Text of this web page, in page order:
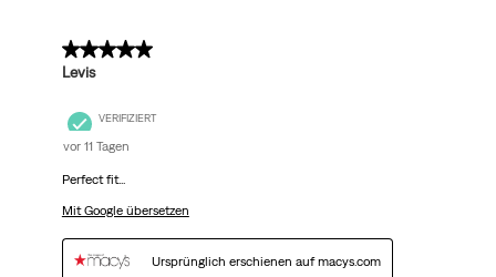
5 von 5 Sternen.
Levis
VERIFIZIERT
vor 11 Tagen
Perfect fit...
Mit Google übersetzen
Ursprünglich erschienen auf macys.com